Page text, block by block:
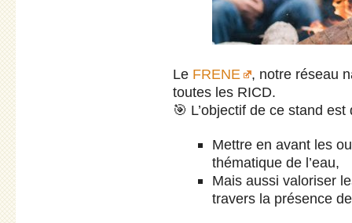
Le FRENE
, notre réseau
toutes les RICD.
🎯 L’objectif de ce stand est
Mettre en avant les
thématique de l’eau,
Mais aussi valoriser
travers la présence